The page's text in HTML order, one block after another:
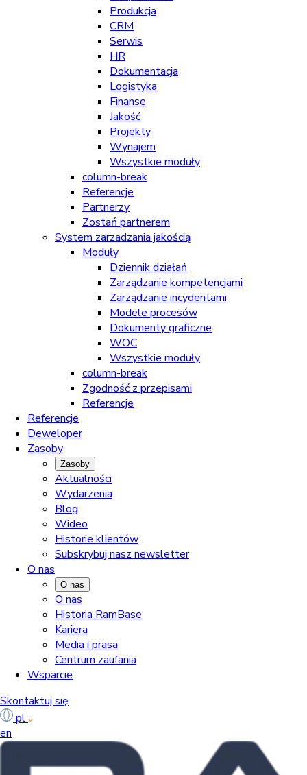
Produkcja
CRM
Serwis
HR
Dokumentacja
Logistyka
Finanse
Jakość
Projekty
Wynajem
Wszystkie moduły
column-break
Referencje
Partnerzy
Zostań partnerem
System zarzadzania jakością
Moduły
Dziennik działań
Zarządzanie kompetencjami
Zarządzanie incydentami
Modele procesów
Dokumenty graficzne
WOC
Wszystkie moduły
column-break
Zgodność z przepisami
Referencje
Referencje
Deweloper
Zasoby
Zasoby
Aktualności
Wydarzenia
Blog
Wideo
Historie klientów
Subskrybuj nasz newsletter
O nas
O nas
O nas
Historia RamBase
Kariera
Media i prasa
Centrum zaufania
Wsparcie
Skontaktuj się
pl
en